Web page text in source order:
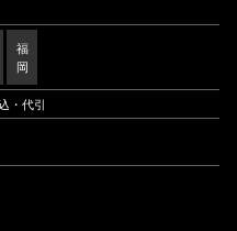
福
岡
・代引